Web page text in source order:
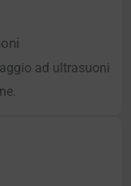
ad ultrasuoni